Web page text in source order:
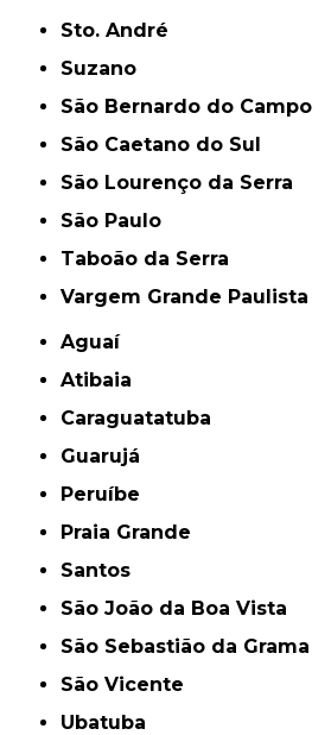
Sto. André
Suzano
São Bernardo do Campo
São Caetano do Sul
São Lourenço da Serra
São Paulo
Taboão da Serra
Vargem Grande Paulista
Aguaí
Atibaia
Caraguatatuba
Guarujá
Peruíbe
Praia Grande
Santos
São João da Boa Vista
São Sebastião da Grama
São Vicente
Ubatuba